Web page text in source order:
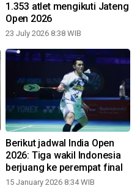
1.353 atlet mengikuti Jateng
Open 2026
23 July 2026 8:38 WIB
Berikut jadwal India Open
2026: Tiga wakil Indonesia
berjuang ke perempat final
15 January 2026 8:34 WIB